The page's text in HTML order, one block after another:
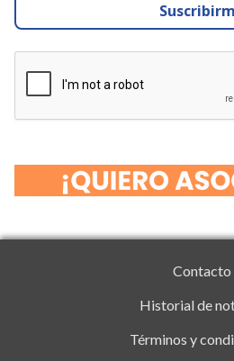
Contacto
Historial de
Términos y